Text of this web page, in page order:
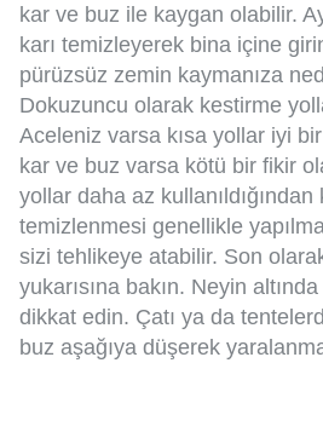
kar ve buz ile kaygan olabilir.
karı temizleyerek bina içine
pürüzsüz zemin kaymanıza
Dokuzuncu olarak kestirme
Aceleniz varsa kısa yollar iyi
kar ve buz varsa kötü bir fikir
yollar daha az
temizlenmesi genellikle
sizi tehlikeye atabilir. Son
yukarısına bakın. Neyin
dikkat edin. Çatı ya da
buz aşağıya düşerek